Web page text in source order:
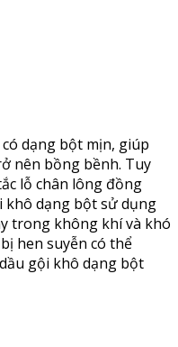
dạng bột mịn, giúp
nên bồng bềnh. Tuy
lỗ chân lông đồng
khô dạng bột sử dụng
trong không khí và khó
hen suyễn có thể
gội khô dạng bột